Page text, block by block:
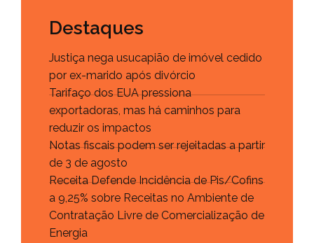
Destaques
Justiça nega usucapião de imóvel cedido
por ex-marido após divórcio
Tarifaço dos EUA pressiona
exportadoras, mas há caminhos para
reduzir os impactos
Notas fiscais podem ser rejeitadas a partir
de 3 de agosto
Receita Defende Incidência de Pis/Cofins
a 9,25% sobre Receitas no Ambiente de
Contratação Livre de Comercialização de
Energia